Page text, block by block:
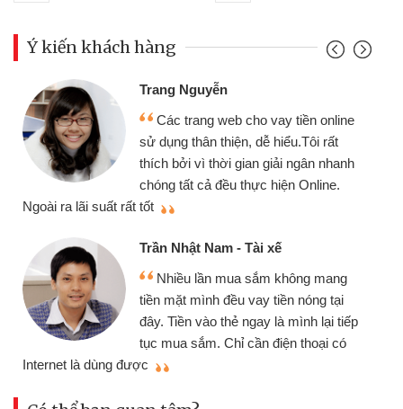
Ý kiến khách hàng
Trang Nguyễn
Các trang web cho vay tiền online
sử dụng thân thiện, dễ hiểu.Tôi rất
thích bởi vì thời gian giải ngân nhanh
chóng tất cả đều thực hiện Online.
Ngoài ra lãi suất rất tốt
Trần Nhật Nam - Tài xế
Nhiều lần mua sắm không mang
tiền mặt mình đều vay tiền nóng tại
đây. Tiền vào thẻ ngay là mình lại tiếp
tục mua sắm. Chỉ cần điện thoại có
Internet là dùng được